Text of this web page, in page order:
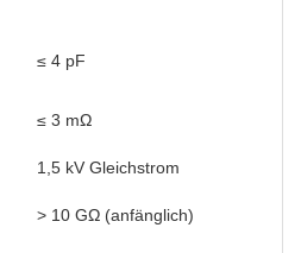
≤ 4 pF
≤ 3 mΩ
1,5 kV Gleichstrom
> 10 GΩ (anfänglich)